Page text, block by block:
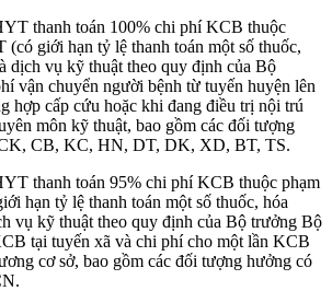
thanh toán 100% chi phí KCB thuộc
giới hạn tỷ lệ thanh toán một số thuốc,
dịch vụ kỹ thuật theo quy định của Bộ
vận chuyển người bệnh từ tuyến huyện lên
hợp cấp cứu hoặc khi đang điều trị nội trú
môn kỹ thuật, bao gồm các đối tượng
CB, KC, HN, DT, DK, XD, BT, TS.
thanh toán 95% chi phí KCB thuộc phạm
hạn tỷ lệ thanh toán một số thuốc, hóa
vụ kỹ thuật theo quy định của Bộ trưởng Bộ
tại tuyến xã và chi phí cho một lần KCB
cơ sở, bao gồm các đối tượng hưởng có